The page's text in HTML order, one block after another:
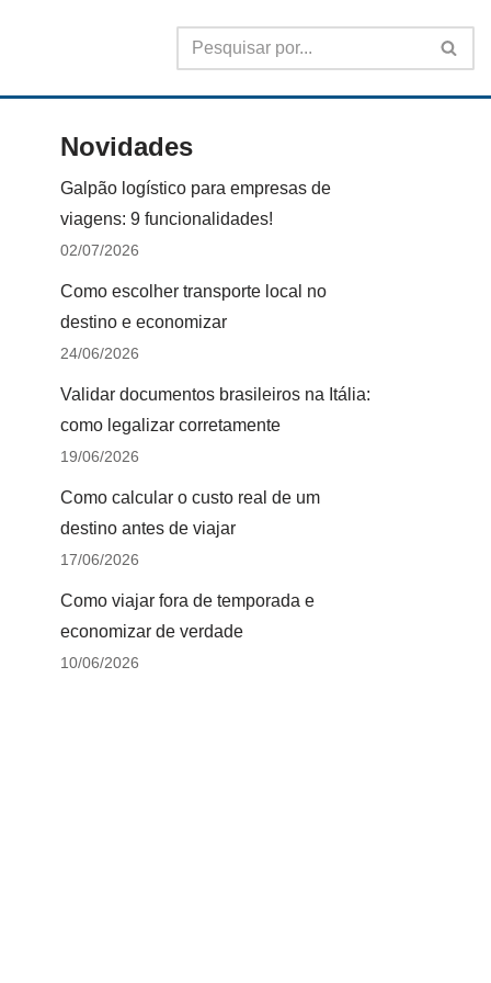
Novidades
Galpão logístico para empresas de
viagens: 9 funcionalidades!
02/07/2026
Como escolher transporte local no
destino e economizar
24/06/2026
Validar documentos brasileiros na Itália:
como legalizar corretamente
19/06/2026
Como calcular o custo real de um
destino antes de viajar
17/06/2026
Como viajar fora de temporada e
economizar de verdade
10/06/2026